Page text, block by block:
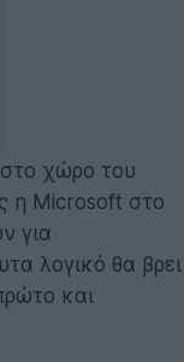
στο χώρο του
η Microsoft στο
για
λογικό θα βρει
και